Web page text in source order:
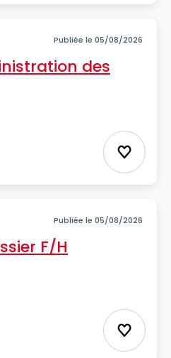
Publiée le 05/08/2026
des
Ajouter
Publiée le 05/08/2026
F/H
Ajouter